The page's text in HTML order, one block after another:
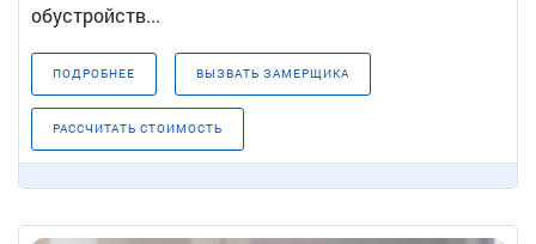
обустройств...
ПОДРОБНЕЕ ВЫЗВАТЬ ЗАМЕРЩИКА
РАССЧИТАТЬ СТОИМОСТЬ